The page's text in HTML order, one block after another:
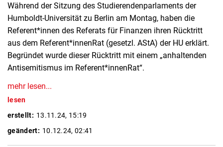
Während der Sitzung des Studierendenparlaments der
Humboldt-Universität zu Berlin am Montag, haben die
Referent*innen des Referats für Finanzen ihren Rücktritt
aus dem Referent*innenRat (gesetzl. AStA) der HU erklärt.
Begründet wurde dieser Rücktritt mit einem „anhaltenden
Antisemitismus im Referent*innenRat“.
mehr lesen...
lesen
erstellt: 13.11.24, 15:19
geändert: 10.12.24, 02:41